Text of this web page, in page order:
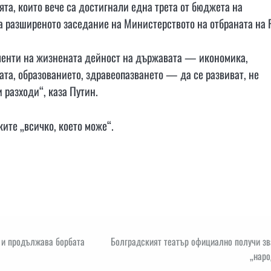
които вече са достигнали една трета от бюджета на
заседание на Министерството на отбраната
на жизнената дейност на държавата — икономика,
образованието, здравеопазването — да се развиват, не
каза Путин.
„всичко, което може“.
продължава борбата
Болградският театър официално получи